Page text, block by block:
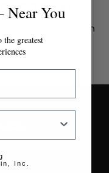
scaduto
per un token
Near You
the greatest
Inc.